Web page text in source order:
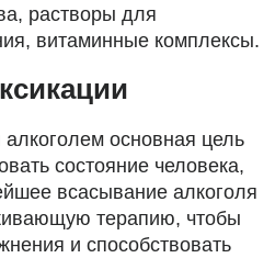
растворы для
витаминные комплексы.
основная цель
состояние человека,
всасывание алкоголя
терапию, чтобы
и способствовать